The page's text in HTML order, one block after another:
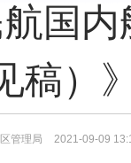
国
稿）
管理局 2021-09-09